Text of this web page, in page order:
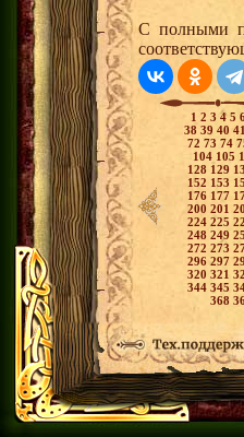
С полными
1 2 3 4 5
38 39 40 41
72 73 74
104 105
128 129
152 153
176 177
200 201
224 225
248 249
272 273
296 297
320 321
344 345
368